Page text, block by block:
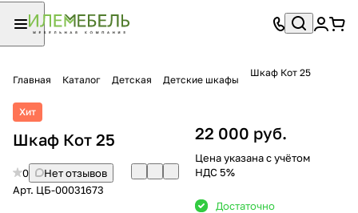
Главная Каталог Детская Детские шкафы
Шкаф Кот 25
Хит
Шкаф Кот 25
0
Нет отзывов
Арт. ЦБ-00031673
22 000 руб.
Цена указана с учётом
НДС 5%
Достаточно